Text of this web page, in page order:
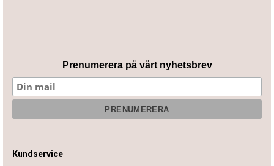
Prenumerera på vårt nyhetsbrev
Kundservice